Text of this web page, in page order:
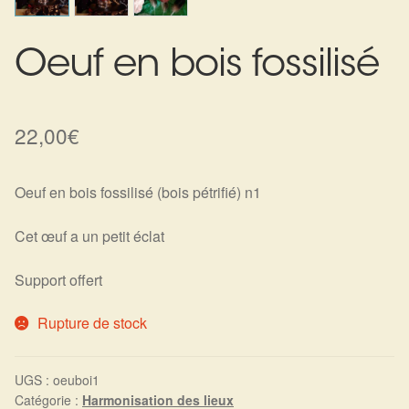
Harmonisation des lieux
Soin beauté
Déco
Cadeaux de naissance
Oeuf en bois fossilisé
22,00€
Oeuf en bois fossilisé (bois pétrifié) n1
Cet œuf a un petit éclat
Support offert
Rupture de stock
UGS : oeuboi1
Catégorie : Harmonisation des lieux